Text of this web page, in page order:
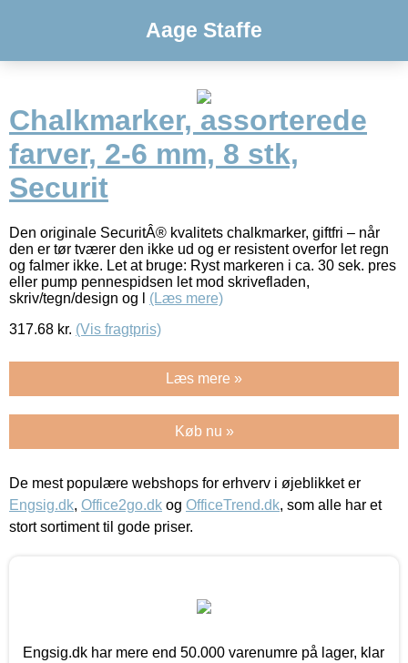
Aage Staffe
Chalkmarker, assorterede
farver, 2-6 mm, 8 stk,
Securit
Den originale SecuritÂ® kvalitets chalkmarker, giftfri – når
den er tør tværer den ikke ud og er resistent overfor let regn
og falmer ikke. Let at bruge: Ryst markeren i ca. 30 sek. pres
eller pump pennespidsen let mod skrivefladen,
skriv/tegn/design og l (Læs mere)
317.68 kr. (Vis fragtpris)
Læs mere »
Køb nu »
De mest populære webshops for erhverv i øjeblikket er
Engsig.dk, Office2go.dk og OfficeTrend.dk, som alle har et
stort sortiment til gode priser.
Engsig.dk har mere end 50.000 varenumre på lager, klar